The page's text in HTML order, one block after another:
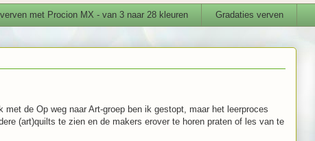
met Procion MX - van 3 naar 28 kleuren Gradaties verven
de Op weg naar Art-groep ben ik gestopt, maar het leerproces
(art)quilts te zien en de makers erover te horen praten of les van te